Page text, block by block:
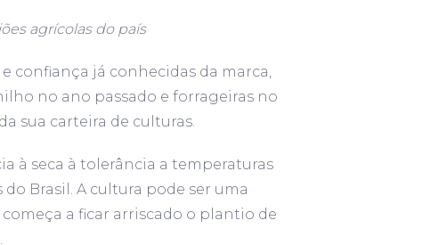
agrícolas do país
confiança já conhecidas da marca,
no ano passado e forrageiras no
sua carteira de culturas.
à seca à tolerância a temperaturas
Brasil. A cultura pode ser uma
a ficar arriscado o plantio de